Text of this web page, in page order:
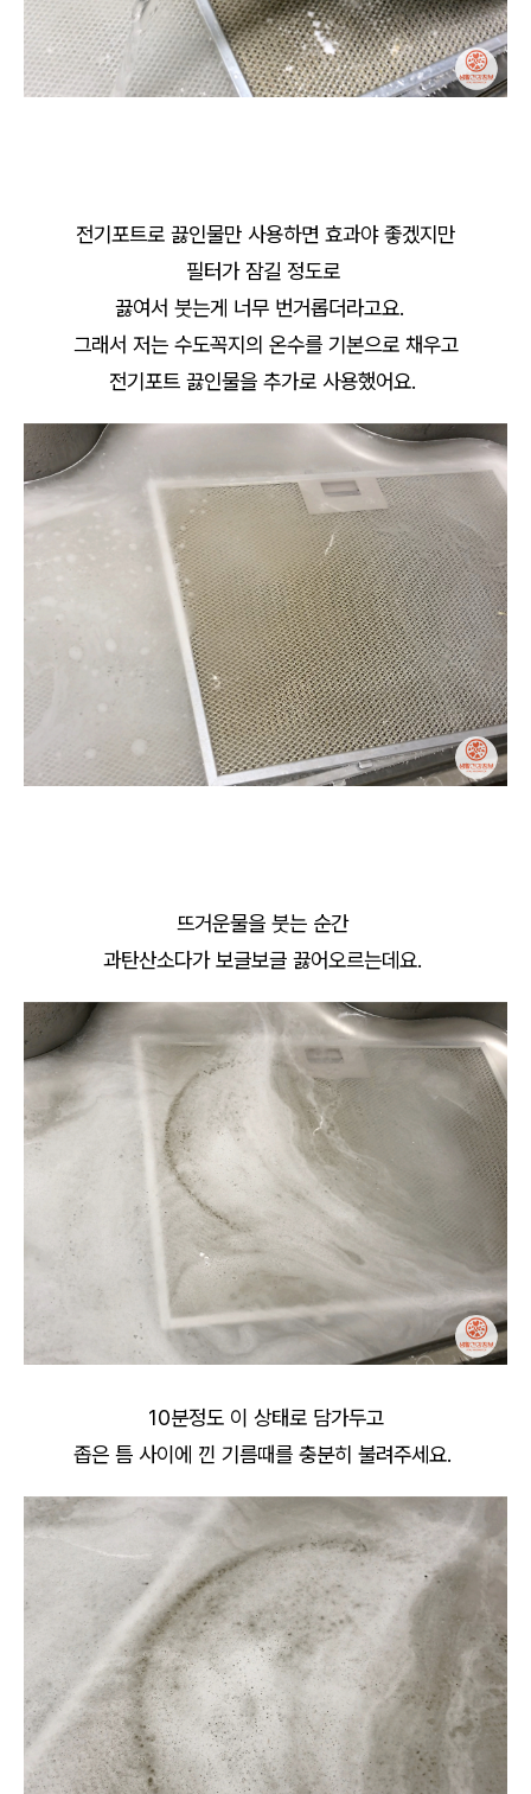
전기포트로 끓인물만 사용하면 효과야 좋겠지만
필터가 잠길 정도로
끓여서 붓는게 너무 번거롭더라고요.
그래서 저는 수도꼭지의 온수를 기본으로 채우고
전기포트 끓인물을 추가로 사용했어요.
뜨거운물을 붓는 순간
과탄산소다가 보글보글 끓어오르는데요.
10분정도 이 상태로 담가두고
좁은 틈 사이에 낀 기름때를 충분히 불려주세요.